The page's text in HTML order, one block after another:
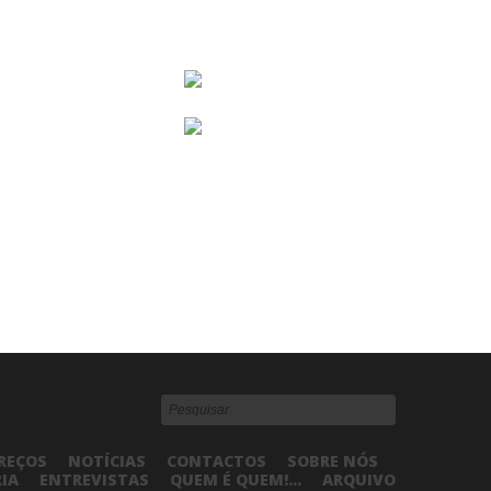
NOTÍCIAS CONTACTOS
SOBRE NÓS
ENTREVISTAS QUEM É QUEM!... ARQUIVO